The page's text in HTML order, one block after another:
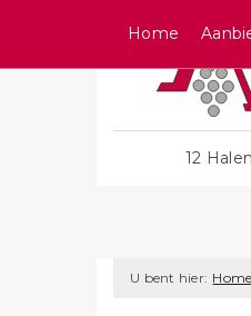
12
Home
U bent hier: Home